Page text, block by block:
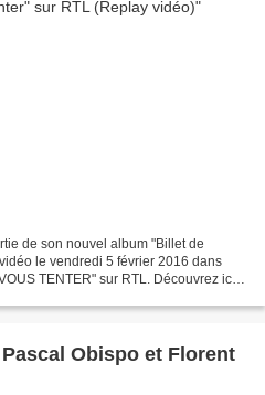
de son nouvel album "Billet de
le vendredi 5 février 2016 dans
TENTER" sur RTL. Découvrez ici
Obispo et Florent